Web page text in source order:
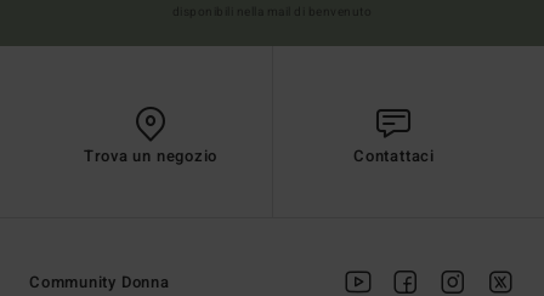
Trova un negozio Contattaci
Community Donna